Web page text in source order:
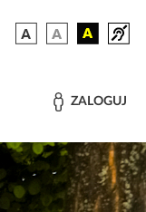
ZALOGUJ